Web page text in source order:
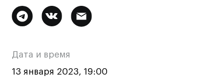
Сценография
Фотография и видео
Дизайн и декорирование интерьера
Бизнес и маркетинг
Дополнительная
о
мероприятии
Дата и время
13 января 2023, 19:00